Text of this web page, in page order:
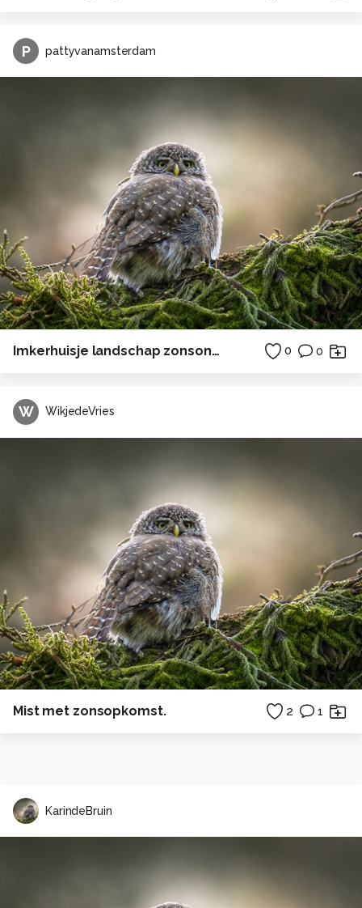
P pattyvanamsterdam
Imkerhuisje landschap zonsondergang 0 0
W WikjedeVries
Mist met zonsopkomst. 2 1
KarindeBruin